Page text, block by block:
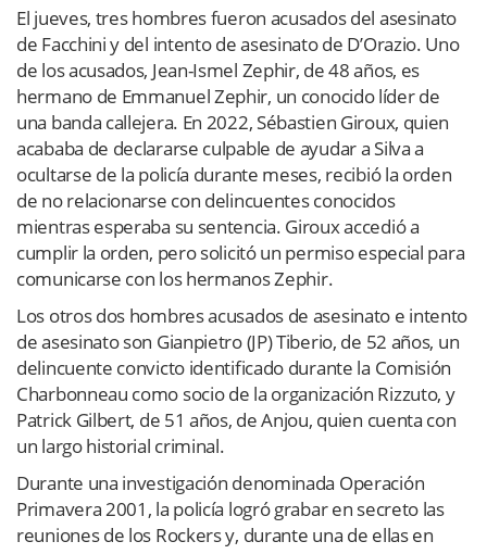
El jueves, tres hombres fueron acusados ​​del asesinato
de Facchini y del intento de asesinato de D’Orazio. Uno
de los acusados, Jean-Ismel Zephir, de 48 años, es
hermano de Emmanuel Zephir, un conocido líder de
una banda callejera. En 2022, Sébastien Giroux, quien
acababa de declararse culpable de ayudar a Silva a
ocultarse de la policía durante meses, recibió la orden
de no relacionarse con delincuentes conocidos
mientras esperaba su sentencia. Giroux accedió a
cumplir la orden, pero solicitó un permiso especial para
comunicarse con los hermanos Zephir.
Los otros dos hombres acusados ​​de asesinato e intento
de asesinato son Gianpietro (JP) Tiberio, de 52 años, un
delincuente convicto identificado durante la Comisión
Charbonneau como socio de la organización Rizzuto, y
Patrick Gilbert, de 51 años, de Anjou, quien cuenta con
un largo historial criminal.
Durante una investigación denominada Operación
Primavera 2001, la policía logró grabar en secreto las
reuniones de los Rockers y, durante una de ellas en